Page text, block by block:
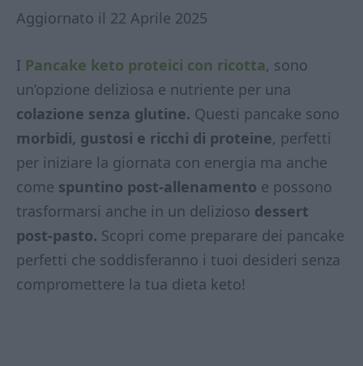
Aggiornato il 22 Aprile 2025
I Pancake keto proteici con ricotta, sono
un’opzione deliziosa e nutriente per una
colazione senza glutine. Questi pancake sono
morbidi, gustosi e ricchi di proteine, perfetti
per iniziare la giornata con energia ma anche
come spuntino post-allenamento e possono
trasformarsi anche in un delizioso dessert
post-pasto. Scopri come preparare dei pancake
perfetti che soddisferanno i tuoi desideri senza
compromettere la tua dieta keto!